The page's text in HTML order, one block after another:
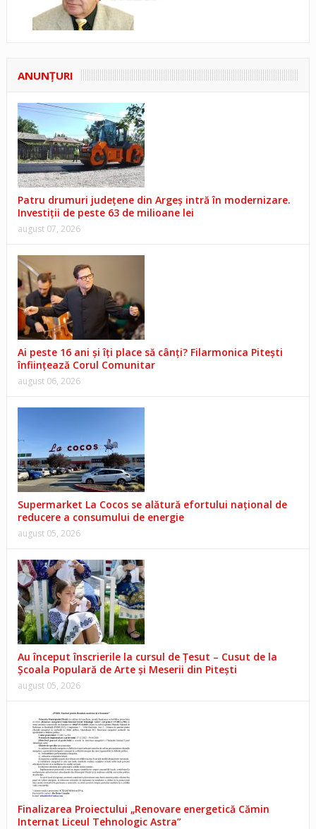
ANUNŢURI
Patru drumuri județene din Argeș intră în modernizare.
Investiții de peste 63 de milioane lei
august 07, 2026
Ai peste 16 ani și îți place să cânți? Filarmonica Pitești
înființează Corul Comunitar
august 06, 2026
Supermarket La Cocos se alătură efortului național de
reducere a consumului de energie
august 05, 2026
Au început înscrierile la cursul de Țesut – Cusut de la
Școala Populară de Arte și Meserii din Pitești
august 05, 2026
Finalizarea Proiectului „Renovare energetică Cămin
Internat Liceul Tehnologic Astra”